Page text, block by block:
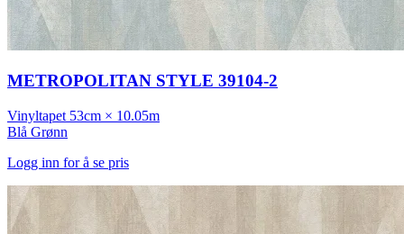
METROPOLITAN STYLE 39104-2
Vinyltapet 53cm × 10.05m
Blå Grønn
Logg inn for å se pris